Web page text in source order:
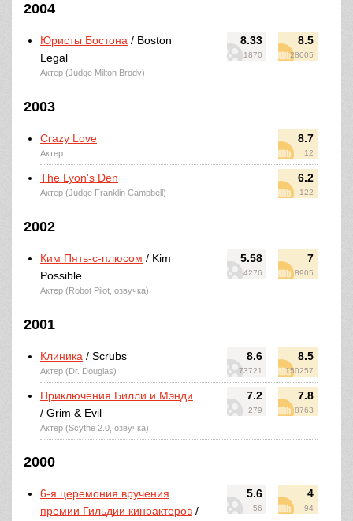
2004
8.33
1870
8.5
28005
Юристы Бостона / Boston
Legal
Актер (Judge Milton Brody)
2003
8.7
12
Crazy Love
Актер
6.2
122
The Lyon's Den
Актер (Judge Franklin Campbell)
2002
5.58
4276
7
8905
Ким Пять-с-плюсом / Kim
Possible
Актер (Robot Pilot, озвучка)
2001
8.6
73721
8.5
150257
Клиника / Scrubs
Актер (Dr. Douglas)
7.2
279
7.8
8763
Приключения Билли и Мэнди
/ Grim & Evil
Актер (Scythe 2.0, озвучка)
2000
5.6
56
4
94
6-я церемония вручения
премии Гильдии киноактеров /